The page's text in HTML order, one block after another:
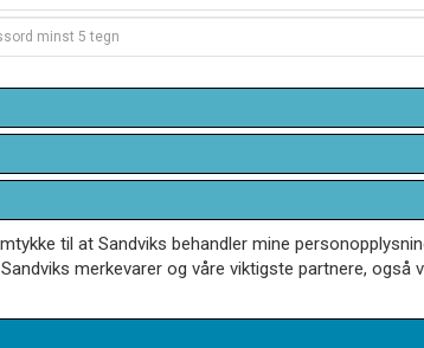
til at Sandviks behandler mine
merkevarer og våre viktigste partnere,